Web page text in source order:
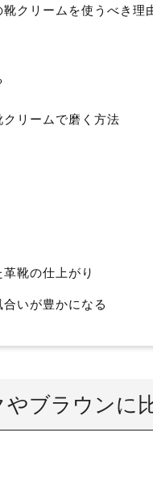
クリームを使うべき理
リームで磨く方法
靴の仕上がり
いが豊かになる
ブラウンに